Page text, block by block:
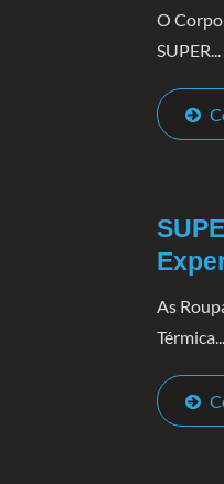
O
SUPER...
As
Térmica...